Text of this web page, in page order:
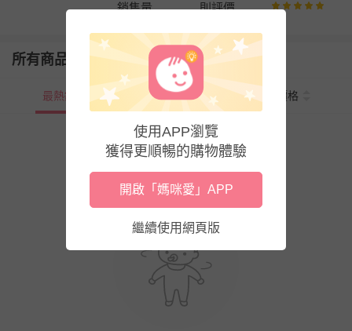
銷售量 則評價
所有商品
最熱銷 新上市 價格
使用APP瀏覽
獲得更順暢的購物體驗
開啟「媽咪愛」APP
繼續使用網頁版